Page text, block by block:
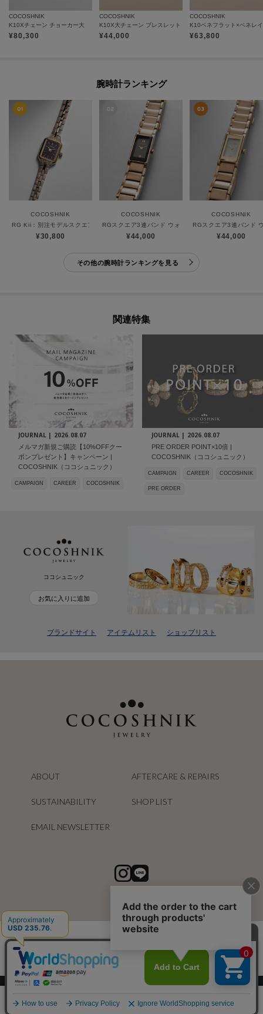
COCOSHNIK
K10Xチェーン チョーカー大
¥80,300
COCOSHNIK
K10X大チェーン ブレスレット
¥44,000
COCOSHNIK
¥63,800
腕時計ランキング
COCOSHNIK
RG Kii：別注モデルスクエア ウォッチ（ブラウン）
¥30,800
COCOSHNIK
RGスクエア3連バンド ウォッチ（ブラックマット）
¥44,000
COCOSHNIK
RGスクエア3連バンド
¥44,000
その他の腕時計ランキングを見る
関連特集
JOURNAL | 2026.08.07
メルマガ新規ご購読【10%OFFクー
ポンプレゼント】キャンペーン |
COCOSHNIK（ココシュニック）
CAMPAIGN CAREER COCOSHNIK
JOURNAL | 2026.08.07
PRE ORDER POINT×10倍 |
COCOSHNIK（ココシュニック）
CAMPAIGN CAREER COCOSHNIK
PRE ORDER
ココシュニック
お気に入りに追加
ブランドサイト アイテムリスト ショップリスト
ABOUT AFTERCARE & REPAIRS
SUSTAINABILITY SHOP LIST
EMAIL NEWSLETTER
スマートフォン ｜PC